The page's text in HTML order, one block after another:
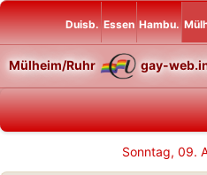
Duisb. Essen Hambu.
Mülheim/Ruhr gay-
Sonntag, 09.